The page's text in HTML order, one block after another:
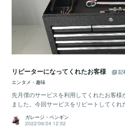
リピーターになってくれたお客様
記
エンタメ・趣味
先月僕のサービスを利用してくれたお客
ました。今回サービスをリピートしてくれ
ガレージ・ペンギン
2022/06/24 12:52